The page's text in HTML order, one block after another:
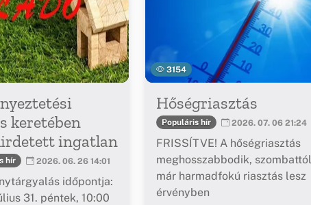
keretében
ingatlan
hír 2026. 06. 26 14:01
időpontja:
31. péntek, 10:00
3154
Hőségriasztás
Populáris hír 2026. 07. 06 21:24
FRISSÍTVE! A hőségriasztás
meghosszabbodik, szombattól
már harmadfokú riasztás lesz
érvényben